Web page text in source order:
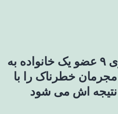
پس لرزه گروگانگیری ۹ عضو یک خانواده به
مجرمان خطرناک را با
نتیجه اش می شود